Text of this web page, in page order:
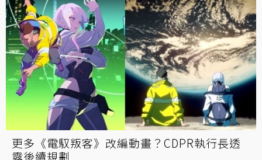
驚不驚喜？《電馭叛客2077》2.22版更新要來
了 CDPR預告11號直播揭曉